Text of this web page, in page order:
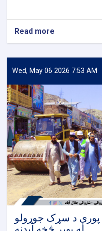
Read more
د
ښاری
دروازې
جوړیدو
چارې
وڅارل
شوې
Wed, May 06 2026 7:53 AM
پورې د سړک جوړولو